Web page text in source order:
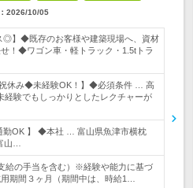
2026/10/05
◎】◆既存のお客様や建築現場へ、資材
！◆ワゴン車・軽トラック・1.5tトラ
休み◆未経験OK！】◆必須条件 … 高
験でもしっかりとしたレクチャーが
勤OK 】 ◆本社 … 富山県魚津市横枕
山…
給の手当を含む）※経験や能力に基づ
期間３ヶ月（期間中は、時給1…